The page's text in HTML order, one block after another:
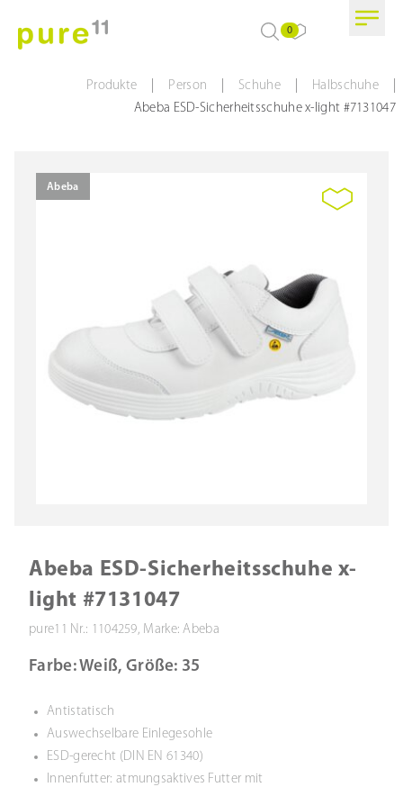
0
Produkte Person Schuhe Halbschuhe
Abeba ESD-Sicherheitsschuhe x-light #7131047
Abeba
Abeba ESD-Sicherheitsschuhe x-
light #7131047
pure11 Nr.: 1104259, Marke: Abeba
Farbe: Weiß, Größe: 35
Antistatisch
Auswechselbare Einlegesohle
ESD-gerecht (DIN EN 61340)
Innenfutter: atmungsaktives Futter mit